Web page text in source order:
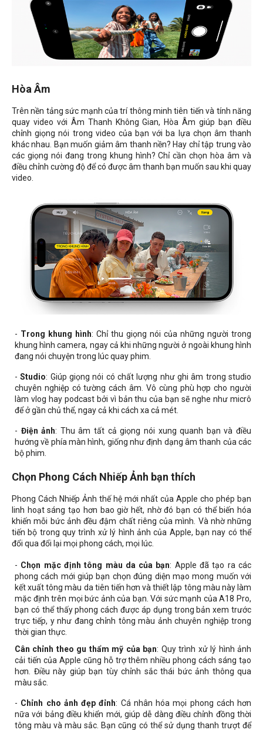
Hòa Âm
Trên nền tảng sức mạnh của trí thông minh tiên tiến và tính năng
quay video với Âm Thanh Không Gian, Hòa Âm giúp bạn điều
chỉnh giọng nói trong video của bạn với ba lựa chọn âm thanh
khác nhau. Bạn muốn giảm âm thanh nền? Hay chỉ tập trung vào
các giọng nói đang trong khung hình? Chỉ cần chọn hòa âm và
điều chỉnh cường độ để có được âm thanh bạn muốn sau khi quay
video.
- Trong khung hình: Chỉ thu giọng nói của những người trong
khung hình camera, ngay cả khi những người ở ngoài khung hình
đang nói chuyện trong lúc quay phim.
-Studio: Giúp giọng nói có chất lượng như ghi âm trong studio
chuyên nghiệp có tường cách âm. Vô cùng phù hợp cho người
làm vlog hay podcast bởi vì bản thu của bạn sẽ nghe như micrô
để ở gần chủ thể, ngay cả khi cách xa cả mét.
- Điện ảnh: Thu âm tất cả giọng nói xung quanh bạn và điều
hướng về phía màn hình, giống như định dạng âm thanh của các
bộ phim.
Chọn Phong Cách Nhiếp Ảnh bạn thích
Phong Cách Nhiếp Ảnh thế hệ mới nhất của Apple cho phép bạn
linh hoạt sáng tạo hơn bao giờ hết, nhờ đó bạn có thể biến hóa
khiến mỗi bức ảnh đều đậm chất riêng của mình. Và nhờ những
tiến bộ trong quy trình xử lý hình ảnh của Apple, bạn nay có thể
đổi qua đổi lại mọi phong cách, mọi lúc.
- Chọn mặc định tông màu da của bạn: Apple đã tạo ra các
phong cách mới giúp bạn chọn đúng diện mạo mong muốn với
kết xuất tông màu da tiên tiến hơn và thiết lập tông màu này làm
mặc định trên mọi bức ảnh của bạn. Với sức mạnh của A18 Pro,
bạn có thể thấy phong cách được áp dụng trong bản xem trước
trực tiếp, y như đang chỉnh tông màu ảnh chuyên nghiệp trong
thời gian thực.
Cân chỉnh theo gu thẩm mỹ của bạn: Quy trình xử lý hình ảnh
cải tiến của Apple cũng hỗ trợ thêm nhiều phong cách sáng tạo
hơn. Điều này giúp bạn tùy chỉnh sắc thái bức ảnh thông qua
màu sắc.
- Chỉnh cho ảnh đẹp đỉnh: Cá nhân hóa mọi phong cách hơn
nữa với bảng điều khiển mới, giúp dễ dàng điều chỉnh đồng thời
tông màu và màu sắc. Bạn cũng có thể sử dụng thanh trượt để